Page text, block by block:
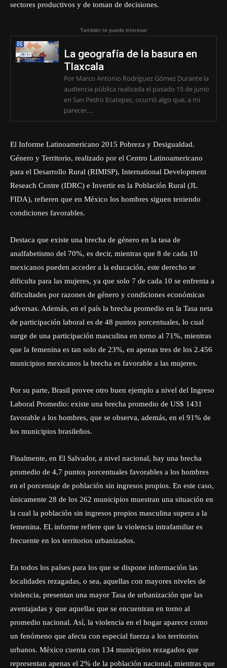
sectores productivos y de toman de decisiones.
También te puede interesar
La geografía de la basura en
Tlaxcala
Por Marco Antonio Rodríguez Gómez Durante la
audiencia pública realizada el pasado 15 de junio
en San Pedro Ecatepec, ocurrió algo que, a mí
parecer,...
El Informe Latinoamericano 2015 Pobreza y Desigualdad.
Género y Territorio, realizado por el Centro Latinoamericano
para el Desarrollo Rural (RIMISP), International Development
Reseach Centre (IDRC) e Invertir en la Población Rural (JL
FIDA), refieren que en México los hombres siguen teniendo
condiciones favorables.
Destaca que existe una brecha de género en la tasa de
analfabetismo del 70%, es decir, mientras que 8 de cada 10
mexicanos pueden acceder a la educación, este derecho se
dificulta para las mujeres, ya que solo 7 de cada 10 se enfrenta a
dificultades por razones de género y condiciones económicas
adversas. Además, en el país la brecha promedio en la Tasa neta
de participación laboral es de 48 puntos porcentuales, lo cual
surge de una participación masculina en torno al 71%, mientras
que la femenina es tan solo de 23%, en apenas tres de los 2.456
municipios mexicanos la brecha es favorable a las mujeres.
Por su parte, Brasil provee otro buen ejemplo a nivel del Ingreso
Laboral Promedio: existe una brecha promedio de US$ 1431
favorable a los hombres, que se observa, además, en el 91% de
los municipios brasileños.
Finalmente, en El Salvador, a nivel nacional, hay una brecha
promedio de 4,7 puntos porcentuales favorables a los hombres
en el porcentaje de población sin ingresos propios. En este caso,
únicamente 28 de los 262 municipios muestran una situación en
la cual la población sin ingresos propios masculina supera a la
femenina. EL informe refiere que la violencia intrafamiliar es
frecuente en los territorios urbanizados.
En todos los países para los que se dispone información las
localidades rezagadas, o sea, aquellas con mayores niveles de
violencia, presentan una mayor Tasa de urbanización que las
aventajadas y que aquellas que se encuentran en torno al
promedio nacional. Así, la violencia en el hogar aparece como
un fenómeno que afecta con especial fuerza a los territorios
urbanos. México cuenta con 134 municipios rezagados que
representan apenas el 2% de la población nacional, mientras que